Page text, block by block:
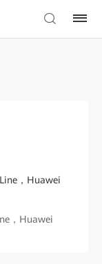
，Huawei
，Huawei